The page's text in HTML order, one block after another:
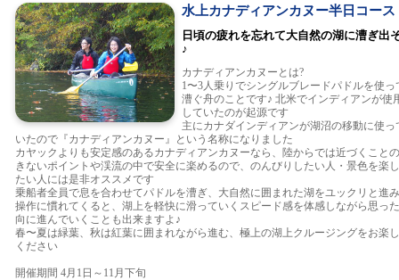
水上カナディアンカヌー半日コース
日頃の疲れを忘れて大自然の湖に漕ぎ出
♪
カナディアンカヌーとは?
1〜3人乗りでシングルブレードパドルを使っ
漕ぐ舟のことです♪ 北米でインディアンが使
していたのが起源です
主にカナダインディアンが湖沼の移動に使っ
いたので『カナディアンカヌー』という名称になりました
カヤックよりも安定感のあるカナディアンカヌーなら、陸からでは近づくこと
きないポイントや渓流の中で安全に楽めるので、のんびりしたい人・景色を楽
たい人には是非オススメです
乗船者全員で息を合わせてパドルを漕ぎ、大自然に囲まれた湖をユックリと進
操作に慣れてくると、湖上を軽快に滑っていくスピード感を体感しながら思っ
向に進んでいくことも出来ますよ♪
春〜夏は緑葉、秋は紅葉に囲まれながら進む、極上の湖上クルージングをお楽
ください
開催期間 4月1日～11月下旬